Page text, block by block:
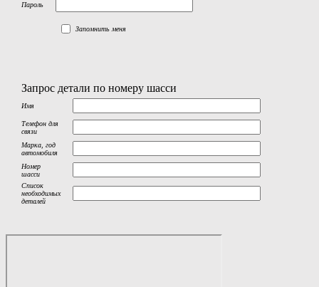
Пароль
Запомнить меня
Запрос детали по номеру шасси
Имя
Телефон для
связи
Марка, год
автомобиля
Номер
шасси
Список
необходимых
деталей